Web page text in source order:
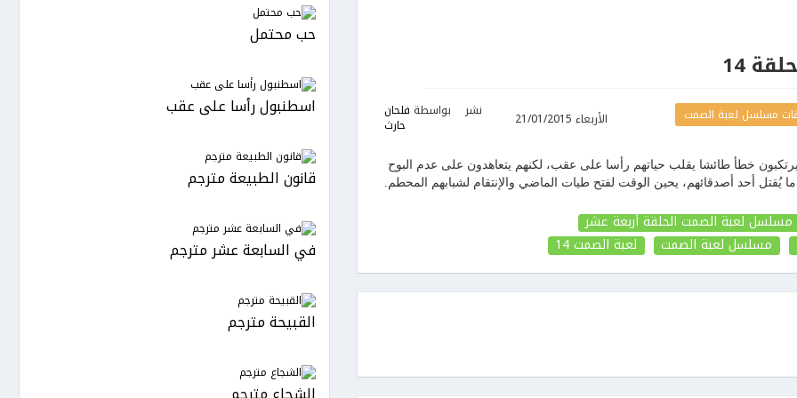
14
مسلسل لعبة الصمت نشر الأربعاء 21/01/2015 بواسطة فلحان
حارث
خطأ طائشا يقلب حياتهم رأسا على عقب، لكنهم يتعاهدون على عدم البوح
يُقتل أحد أصدقائهم، يحين الوقت لفتح طيات الماضي والإنتقام لشبابهم المحطم.
مسلسل لعبة الصمت الحلقة أربعة عشر
مسلسل لعبة الصمت لعبة الصمت14
حب محتمل
اسطنبول رأسا على عقب
قانون الطبيعة مترجم
في السابعة عشر مترجم
القبيحة مترجم